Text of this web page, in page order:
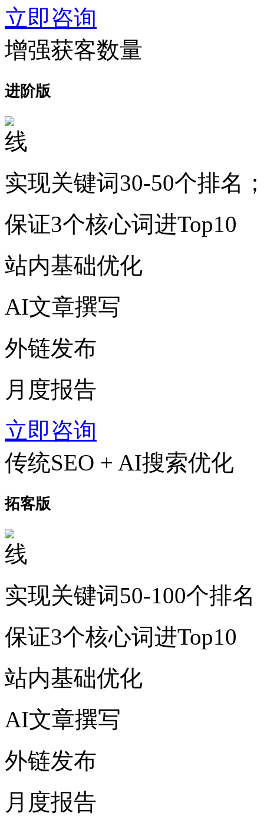
立即咨询
增强获客数量
进阶版
实现关键词30-50个排名
保证3个核心词进Top10
站内基础优化
AI文章撰写
外链发布
月度报告
立即咨询
传统SEO + AI搜索优化
拓客版
实现关键词50-100个排名
保证3个核心词进Top10
站内基础优化
AI文章撰写
外链发布
月度报告